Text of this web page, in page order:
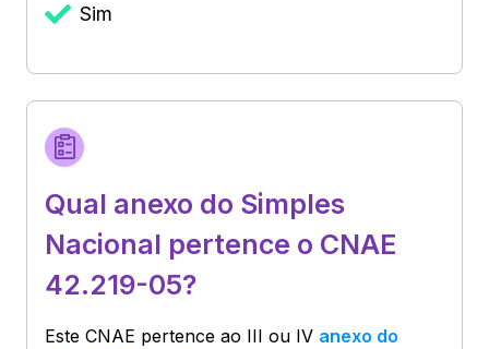
Sim
Qual anexo do Simples
Nacional pertence o CNAE
42.219-05?
Este CNAE pertence ao III ou IV anexo do